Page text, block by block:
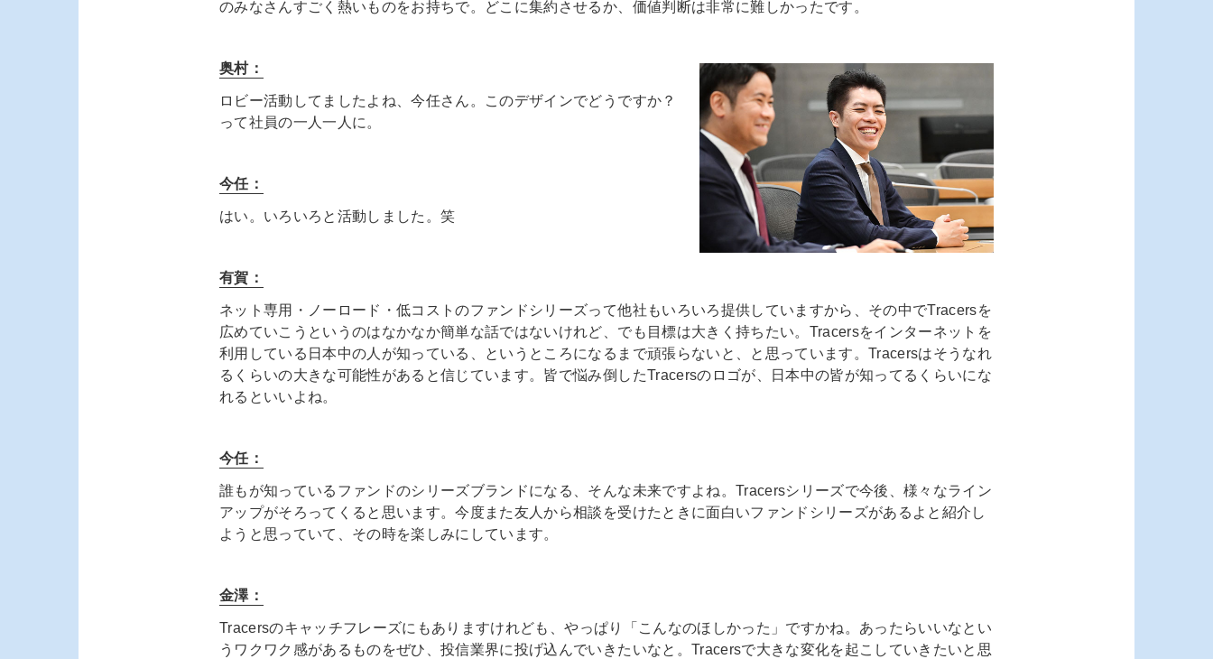
のみなさんすごく熱いものをお持ちで。どこに集約させるか、価値判断は非常に難しかったです。
奥村：
ロビー活動してましたよね、今任さん。このデザインでどうですか？
って社員の一人一人に。
今任：
はい。いろいろと活動しました。笑
有賀：
ネット専用・ノーロード・低コストのファンドシリーズって他社もいろいろ提供していますから、その中でTracersを
広めていこうというのはなかなか簡単な話ではないけれど、でも目標は大きく持ちたい。Tracersをインターネットを
利用している日本中の人が知っている、というところになるまで頑張らないと、と思っています。Tracersはそうなれ
るくらいの大きな可能性があると信じています。皆で悩み倒したTracersのロゴが、日本中の皆が知ってるくらいにな
れるといいよね。
今任：
誰もが知っているファンドのシリーズブランドになる、そんな未来ですよね。Tracersシリーズで今後、様々なライン
アップがそろってくると思います。今度また友人から相談を受けたときに面白いファンドシリーズがあるよと紹介し
ようと思っていて、その時を楽しみにしています。
金澤：
Tracersのキャッチフレーズにもありますけれども、やっぱり「こんなのほしかった」ですかね。あったらいいなとい
うワクワク感があるものをぜひ、投信業界に投げ込んでいきたいなと。Tracersで大きな変化を起こしていきたいと思